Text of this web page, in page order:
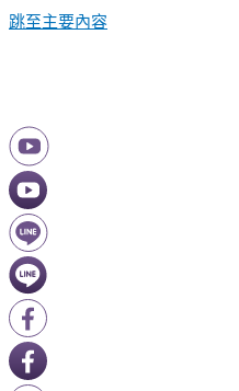
跳至主要內容